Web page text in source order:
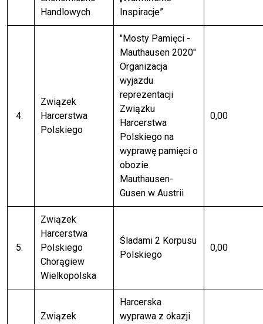
Handlowych
Inspiracje”
4.
Związek
Harcerstwa
Polskiego
"Mosty Pamięci -
Mauthausen 2020"
Organizacja
wyjazdu
reprezentacji
Związku
Harcerstwa
Polskiego na
wyprawę pamięci o
obozie
Mauthausen-
Gusen w Austrii
0,00
5.
Związek
Harcerstwa
Polskiego
Chorągiew
Wielkopolska
Śladami 2 Korpusu
Polskiego
0,00
Związek
Harcerska
wyprawa z okazji